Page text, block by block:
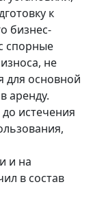
к
бизнес-
спорные
не
для основной
аренду.
истечения
и на
в состав